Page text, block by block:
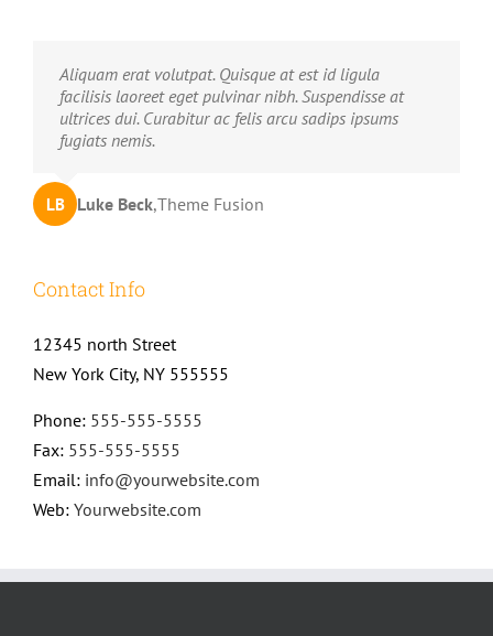
Neque porro quisquam est, qui dolorem ipsum quia
dolor sit amet, consec tetur, adipisci velit, sed quia
non numquam eius modi tempora voluptas amets
unser.
JD John Doe,My Company
Aliquam erat volutpat. Quisque at est id ligula
facilisis laoreet eget pulvinar nibh. Suspendisse at
ultrices dui. Curabitur ac felis arcu sadips ipsums
fugiats nemis.
LB Luke Beck,Theme Fusion
Contact Info
12345 north Street
New York City, NY 555555
Phone: 555-555-5555
Fax: 555-555-5555
Email: info@yourwebsite.com
Web: Yourwebsite.com